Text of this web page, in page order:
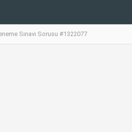
Sınavı Sorusu #1322077